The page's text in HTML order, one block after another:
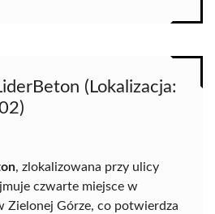
(Lokalizacja:
, zlokalizowana przy ulicy
czwarte miejsce w
Zielonej Górze, co potwierdza